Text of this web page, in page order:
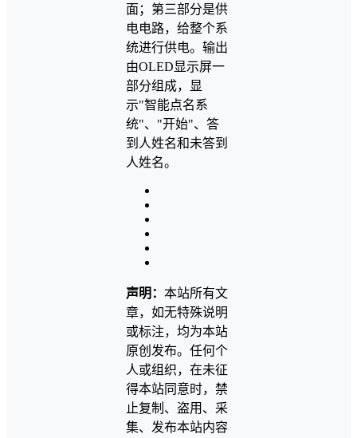
面；第三部分是供
电电路，给整个系
统进行供电。输出
由OLED显示屏一
部分组成，显
示"智能点名系
统"、"开始"、答
到人姓名和未答到
人姓名。
声明： 本站所有文
章，如无特殊说明
或标注，均为本站
原创发布。任何个
人或组织，在未征
得本站同意时，禁
止复制、盗用、采
集、发布本站内容